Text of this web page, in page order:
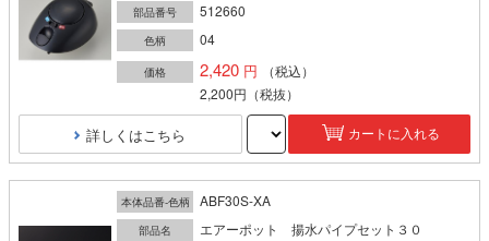
部品番号 512660
色柄 04
価格 2,420
（税込）
2,200円 （税抜）
詳しくはこちら カートに入れる
本体品番-色柄 ABF30S-XA
部品名 エアーポット 揚水パイプセット３０